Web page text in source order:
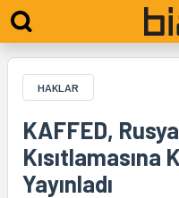
HAKLAR
KAFFED,
Kısıtlamasına
Yayınladı